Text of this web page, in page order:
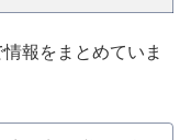
報をまとめていま